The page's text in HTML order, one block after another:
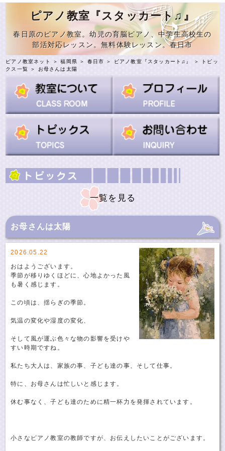
ピアノ教室『スタッカート♫』
春日原のピアノ教室。幼児の育脳ピアノ、中学生高校生の
部活対応レッスン。無料体験レッスン。春日市
ピアノ教室ネット ＞福岡県 ＞ 春日市 ＞ ピアノ教室『スタッカート♫』 ＞
トピッ
クス一覧 ＞ お母さんは太陽
一覧を見る
お母さんは太陽
2026.05.22
おはようございます。
季節が移りゆくほどに、心地よかった風
も暑く感じます。
この頃は、揺らぎの季節。
気温の変化や湿度の変化、
そして風が運ぶ色々な物の影響を受けや
すい時期ですね。
私たち大人は、家族の事、子ども達の事、そして仕事。
特に、お母さんは忙しいと感じます。
休む事なく、子ども達のために精一杯力を発揮されています。
小さなピアノ教室の教師ですが、お伝えしたいことがございます。